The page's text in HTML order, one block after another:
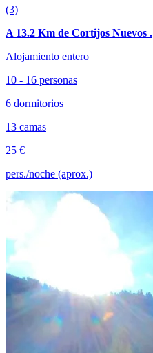
(3)
A 13.2 Km de Cortijos Nuevos .
Alojamiento entero
10 - 16 personas
6 dormitorios
13 camas
25 €
pers./noche (aprox.)